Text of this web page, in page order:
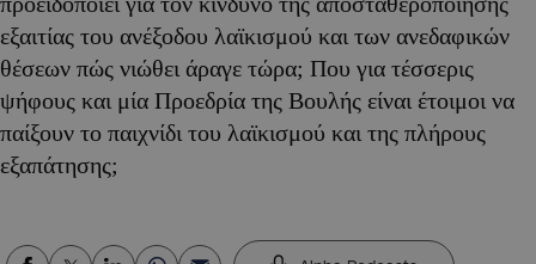
εξαιτίας του ανέξοδου λαϊκισμού και των ανεδαφικών
θέσεων πώς νιώθει άραγε τώρα; Που για τέσσερις
ψήφους και μία Προεδρία της Βουλής είναι έτοιμοι να
παίξουν το παιχνίδι του λαϊκισμού και της πλήρους
εξαπάτησης;